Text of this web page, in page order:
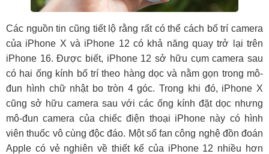
Các nguồn tin cũng tiết lộ rằng rất có thể cách bố trí camera
của iPhone X và iPhone 12 có khả năng quay trở lại trên
iPhone 16. Được biết, iPhone 12 sở hữu cụm camera sau
có hai ống kính bố trí theo hàng dọc và nằm gọn trong mô-
đun hình chữ nhật bo tròn 4 góc. Trong khi đó, iPhone X
cũng sở hữu camera sau với các ống kính đặt dọc nhưng
mô-đun camera của chiếc điện thoại iPhone này có hình
viên thuốc vô cùng độc đáo. Một số fan công nghệ đồn đoán
Apple có vẻ nghiên về thiết kế của iPhone 12 nhiều hơn